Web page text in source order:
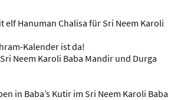
elf Hanuman Chalisa für Sri Neem Karoli
Kalender ist da!
Neem Karoli Baba Mandir und Durga
in Baba’s Kutir im Sri Neem Karoli Baba